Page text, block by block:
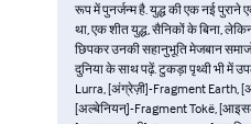
रूप में पुनर्जन्म है. युद्ध की एक नई पुराने
था, एक शीत युद्ध, सैनिकों के बिना,
छिपकर उनकी सहानुभूति मेजबान
दुनिया के साथ पढ़ें. टुकड़ा पृथ्वी भी में
Lurra, [अंग्रेज़ी]-Fragment
[अल्बेनियन्]-Fragment Tokë,